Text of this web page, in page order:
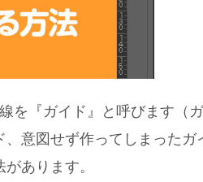
を『ガイド』と呼びます（
意図せず作ってしまったガ
あります。